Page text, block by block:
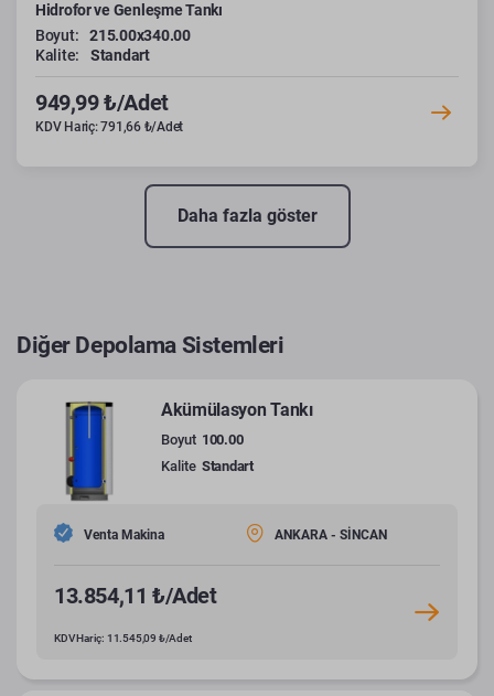
Hidrofor ve Genleşme Tankı
Boyut:
215.00x340.00
Kalite:
Standart
949,99 ₺/Adet
KDV Hariç: 791,66 ₺/Adet
Daha fazla göster
Diğer Depolama Sistemleri
Akümülasyon Tankı
Boyut 100.00
Kalite Standart
Venta Makina ANKARA - SİNCAN
13.854,11 ₺/Adet
KDV Hariç: 11.545,09 ₺/Adet